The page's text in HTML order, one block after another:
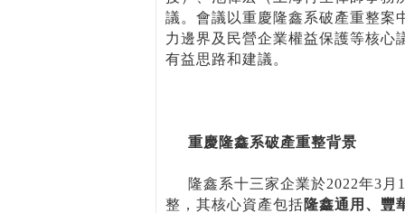
議。會議以重慶隆鑫系破產重整案
力邊界及民營企業權益保護等核心
有益思路和建議。
重慶隆鑫系破產重整背景
隆鑫系十三家企業於2022年3月
整，其核心資產包括隆鑫通用、豐